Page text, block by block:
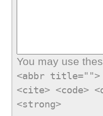
You may use
<abbr title="">
<cite> <code>
<strong>